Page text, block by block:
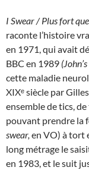
I Swear / Plus fort
raconte l’histoire
en 1971, qui avait
BBC en 1989
cette maladie
XIXᵉ siècle par
ensemble de tics,
pouvant prendre la
swear, en VO) à tort
long métrage le
en 1983, et le suit